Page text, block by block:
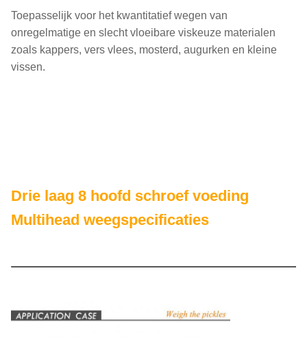
Toepasselijk voor het kwantitatief wegen van
onregelmatige en slecht vloeibare viskeuze materialen
zoals kappers, vers vlees, mosterd, augurken en kleine
vissen.
Drie laag 8 hoofd schroef voeding
Multihead weegspecificaties
Max. gewicht ((een